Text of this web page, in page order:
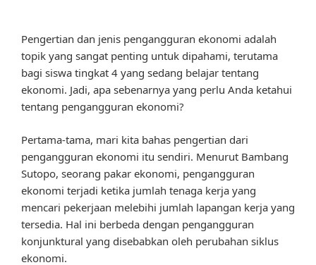
Pengertian dan jenis pengangguran ekonomi adalah
topik yang sangat penting untuk dipahami, terutama
bagi siswa tingkat 4 yang sedang belajar tentang
ekonomi. Jadi, apa sebenarnya yang perlu Anda ketahui
tentang pengangguran ekonomi?
Pertama-tama, mari kita bahas pengertian dari
pengangguran ekonomi itu sendiri. Menurut Bambang
Sutopo, seorang pakar ekonomi, pengangguran
ekonomi terjadi ketika jumlah tenaga kerja yang
mencari pekerjaan melebihi jumlah lapangan kerja yang
tersedia. Hal ini berbeda dengan pengangguran
konjunktural yang disebabkan oleh perubahan siklus
ekonomi.